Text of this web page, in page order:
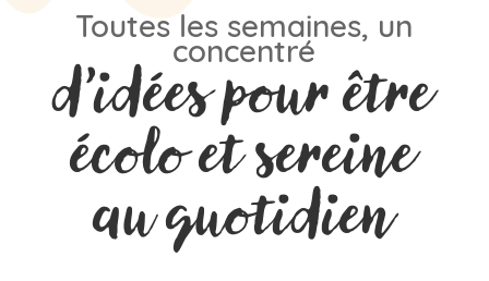
Toutes les semaines, un
concentré
d’idées pour être
écolo et sereine
au quotidien